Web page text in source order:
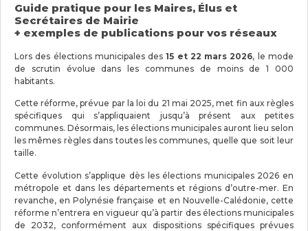
Guide pratique pour les Maires, Élus et
Secrétaires de Mairie
+ exemples de publications pour vos réseaux
Lors des élections municipales des15 et 22 mars 2026, le mode
de scrutin évolue dans les communes de moins de 1 000
habitants.
Cette réforme, prévue par la loi du 21 mai 2025, met fin aux règles
spécifiques qui s’appliquaient jusqu’à présent aux petites
communes. Désormais, les élections municipales auront lieu selon
les mêmes règles dans toutes les communes, quelle que soit leur
taille.
Cette évolution s’applique dès les élections municipales 2026 en
métropole et dans les départements et régions d’outre-mer. En
revanche, en Polynésie française et en Nouvelle-Calédonie, cette
réforme n’entrera en vigueur qu’à partir des élections municipales
de 2032, conformément aux dispositions spécifiques prévues